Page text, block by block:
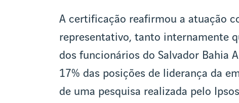
A certificação reafirmou a atuação
representativo, tanto internamente
dos funcionários do Salvador Bahia
17% das posições de liderança da
de uma pesquisa realizada pelo